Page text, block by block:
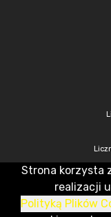
CMS & Hosting: Nefeni Sp. z
Strona korzysta
realizacji
Polityką Plików